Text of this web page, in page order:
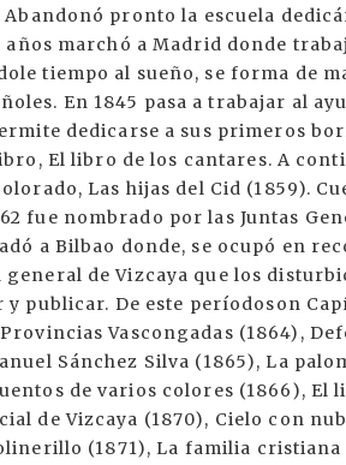
pronto la escuela
años marchó a Madrid donde
tiempo al sueño, se forma de
En 1845 pasa a trabajar al
dedicarse a sus primeros
El libro de los cantares. A
Las hijas del Cid (1859).
fue nombrado por las Juntas
a Bilbao donde, se ocupó en
general de Vizcaya que los
publicar. De este períodoson
Vascongadas (1864),
Sánchez Silva (1865), La
de varios colores (1866), El
de Vizcaya (1870), Cielo con
(1871), La familia cristiana